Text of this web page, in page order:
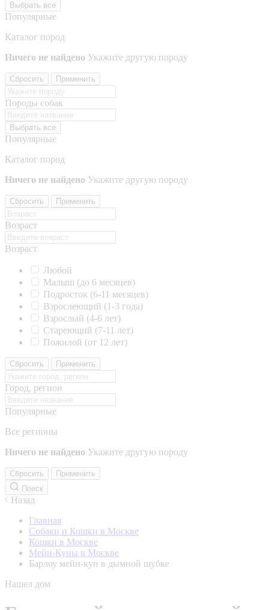
Выбрать все
Популярные
Каталог пород
Ничего не найдено Укажите другую породу
Сбросить Применить
Породы собак
Выбрать все
Популярные
Каталог пород
Ничего не найдено Укажите другую породу
Сбросить Применить
Возраст
Возраст
Любой
Малыш (до 6 месяцев)
Подросток (6-11 месяцев)
Взрослеющий (1-3 года)
Взрослый (4-6 лет)
Стареющий (7-11 лет)
Пожилой (от 12 лет)
Сбросить Применить
Город, регион
Популярные
Все регионы
Ничего не найдено Укажите другую породу
Сбросить
Применить
Поиск
Назад
Главная
Собаки и Кошки в Москве
Кошки в Москве
Мейн-Куны в Москве
Барлоу мейн-кун в дымной шубке
Нашел дом